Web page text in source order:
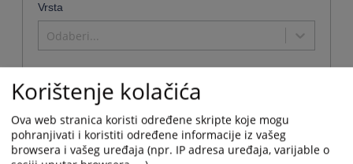
Vrsta
Odaberi...
Odaberi...
Korištenje kolačića
Ova web stranica koristi određene skripte koje mogu
pohranjivati i koristiti određene informacije iz vašeg
browsera i vašeg uređaja (npr. IP adresa uređaja, varijable o